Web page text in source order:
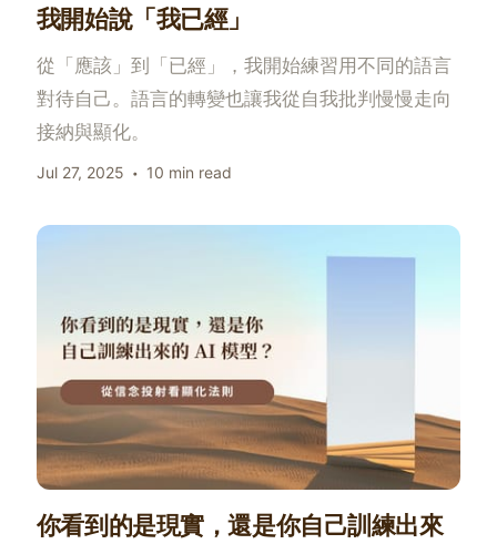
我開始說「我已經」
從「應該」到「已經」，我開始練習用不同的語言
對待自己。語言的轉變也讓我從自我批判慢慢走向
接納與顯化。
Jul 27, 2025 10 min read
你看到的是現實，還是你自己訓練出來